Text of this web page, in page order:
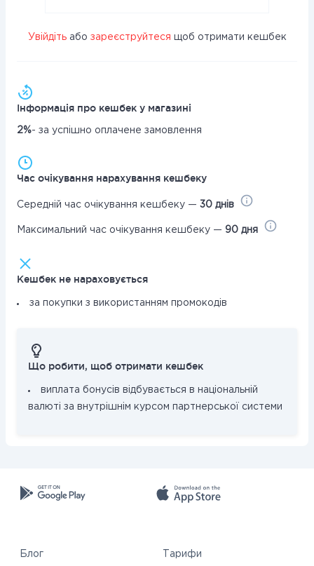
Увійдітьабо зареєструйтеся щоб отримати кешбек
Інформація про кешбек у магазині
2%- за успішно оплачене замовлення
Час очікування нарахування кешбеку
Середній час очікування кешбеку — 30 днів
Максимальний час очікування кешбеку — 90 дня
Кешбек не нараховується
за покупки з використанням промокодів
Що робити, щоб отримати кешбек
виплата бонусів відбувається в національній
валюті за внутрішнім курсом партнерської системи
Блог Тарифи